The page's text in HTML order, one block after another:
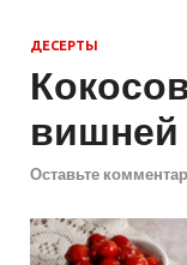
ДЕСЕРТЫ
вишней
Оставьте